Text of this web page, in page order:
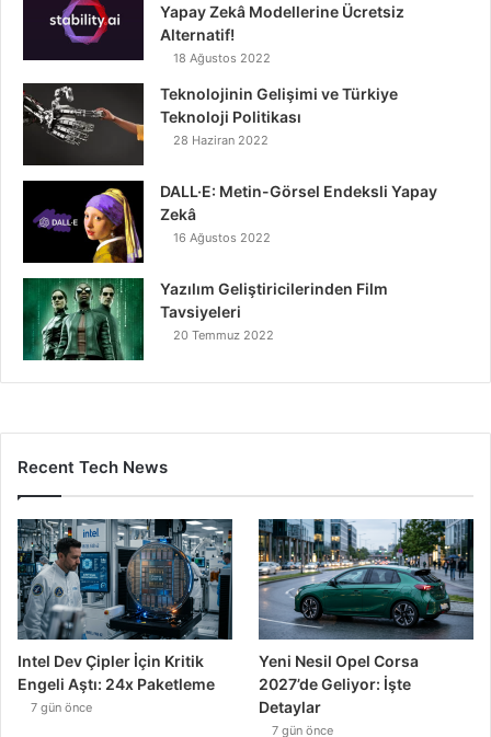
Yapay Zekâ Modellerine Ücretsiz
Alternatif!
18 Ağustos 2022
Teknolojinin Gelişimi ve Türkiye
Teknoloji Politikası
28 Haziran 2022
DALL·E: Metin-Görsel Endeksli Yapay
Zekâ
16 Ağustos 2022
Yazılım Geliştiricilerinden Film
Tavsiyeleri
20 Temmuz 2022
Recent Tech News
Intel Dev Çipler İçin Kritik
Engeli Aştı: 24x Paketleme
7 gün önce
Yeni Nesil Opel Corsa
2027’de Geliyor: İşte
Detaylar
7 gün önce